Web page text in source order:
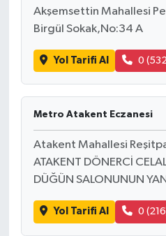
Akşemsettin Mahallesi
Birgül Sokak,No:34 A
Yol Tarifi Al 0
Metro Atakent Eczanesi
Atakent Mahallesi
ATAKENT DÖNERCİ
DÜĞÜN SALONUNUN YANI
Yol Tarifi Al 0